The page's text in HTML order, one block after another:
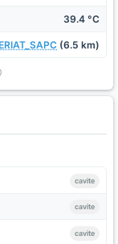
39.4 °C
(6.5 km)
cavite
cavite
cavite